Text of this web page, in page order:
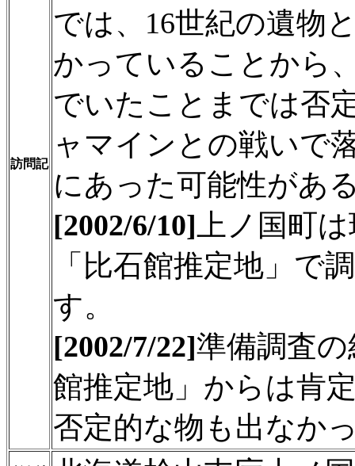
訪問記
では、16世紀の遺物
かっていることから
でいたことまでは否
ャマインとの戦いで
にあった可能性があ
[2002/6/10] 上ノ国町
「比石館推定地」で
す。
[2002/7/22]準備調査
館推定地」からは肯
否定的な物も出なか